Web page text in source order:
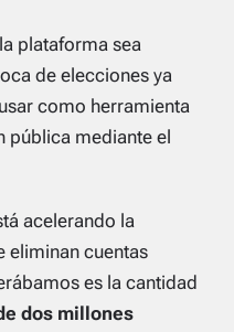
plataforma sea
de elecciones ya
como herramienta
pública mediante el
acelerando la
eliminan cuentas
es la cantidad
dos millones